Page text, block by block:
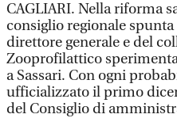
CAGLIARI. Nella riforma
consiglio regionale
direttore generale e del
Zooprofilattico
a Sassari. Con ogni
ufficializzato il primo
del Consiglio di